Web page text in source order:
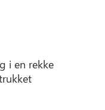
i en rekke